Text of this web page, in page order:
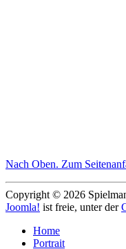
Nach Oben. Zum
Copyright © 2026
Joomla! ist freie, unter der
Home
Portrait